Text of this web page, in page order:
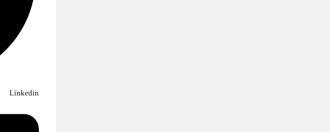
Linkedin